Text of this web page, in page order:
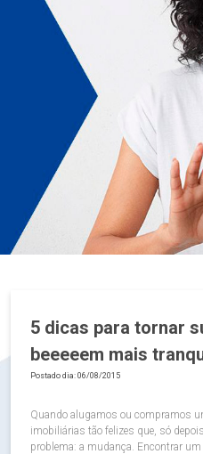
5 dicas para tornar
beeeeem mais
Postado dia: 06/08/2015
Quando alugamos ou compramos
imobiliárias tão felizes que, só
problema: a mudança. Encontrar